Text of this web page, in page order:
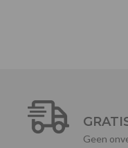
Geen